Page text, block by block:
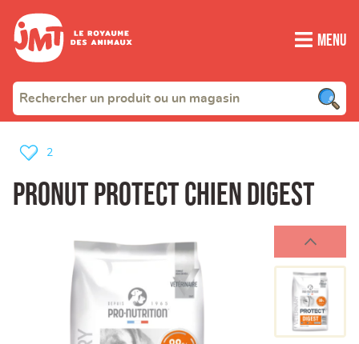
Menu
PRONUT PROTECT CHIEN DIGEST
2